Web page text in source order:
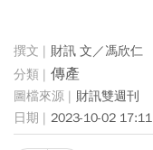
財訊 文／馮欣仁
傳產
財訊雙週刊
2023-10-02 17:11